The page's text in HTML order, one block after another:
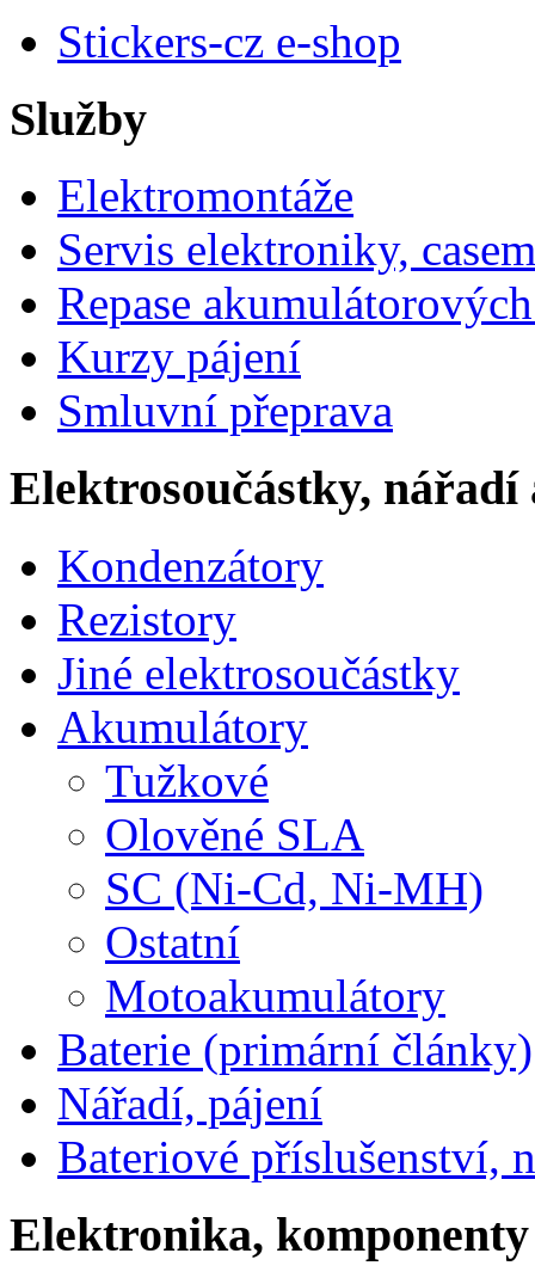
Stickers-cz e-shop
Služby
Elektromontáže
Servis elektroniky,
Repase
Kurzy pájení
Smluvní přeprava
Elektrosoučástky, nářadí
Kondenzátory
Rezistory
Jiné elektrosoučástky
Akumulátory
Tužkové
Olověné SLA
SC (Ni-Cd, Ni-MH)
Ostatní
Motoakumulátory
Baterie (primární články)
Nářadí, pájení
Bateriové příslušenství,
Elektronika, komponenty